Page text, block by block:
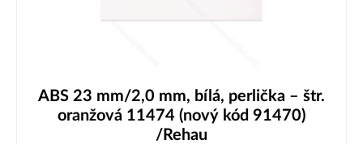
ABS 23 mm/2,0 mm, bílá, perlička – štr.
oranžová 11474 (nový kód 91470)
/Rehau